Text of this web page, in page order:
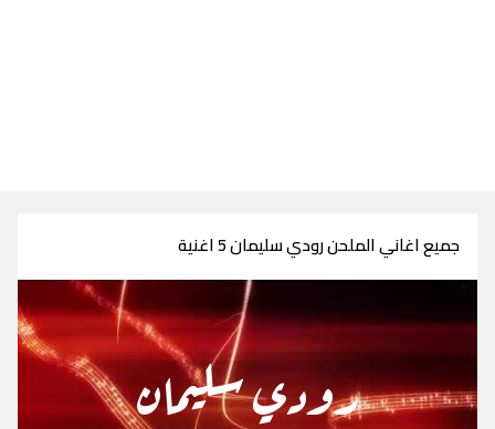
جميع اغاني الملحن رودي سليمان 5 اغنية
رودي سليمان